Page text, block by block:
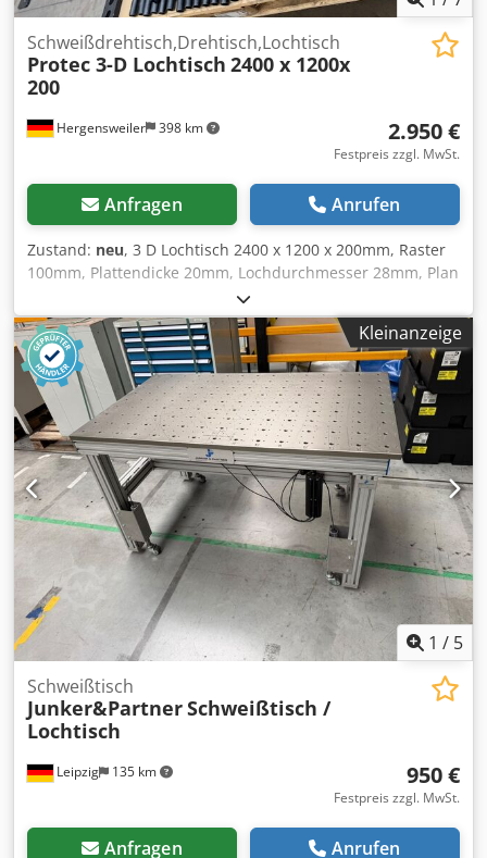
Hergensweiler 398 km
Schweißdrehtisch,Drehtisch,Lochtisch
Protec 3-D Lochtisch 2400 x 1200x
200
2.950 €
Festpreis zzgl. MwSt.
Anfragen Anrufen
Zustand: neu, 3 D Lochtisch 2400 x 1200 x 200mm, Raster
100mm, Plattendicke 20mm, Lochdurchmesser 28mm, Plan
Bearbeitet, sehr massiv Gewicht ca. 950 Kg Mit Tischfuß
Cedpevm Dk Ijfx Amgorf Preis ist ohne Zubehör
Kleinanzeige
1 / 5
Leipzig 135 km
Schweißtisch
Junker&PartnerSchweißtisch /
Lochtisch
950 €
Festpreis zzgl. MwSt.
Anfragen Anrufen